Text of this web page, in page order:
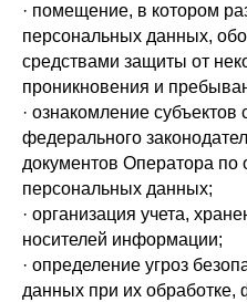
· помещение, в котором
персональных данных,
средствами защиты от
проникновения и
· ознакомление субъектов
федерального
документов Оператора по
персональных данных;
· организация учета,
носителей информации;
· определение угроз
данных при их